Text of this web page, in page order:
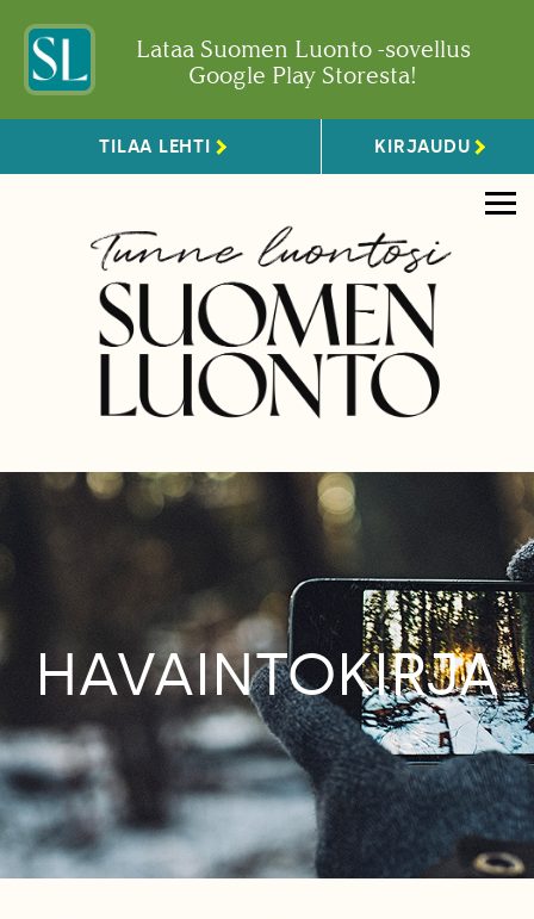
Lataa Suomen Luonto -sovellus
Google Play Storesta!
TILAA LEHTI KIRJAUDU
HAVAINTOKIRJA